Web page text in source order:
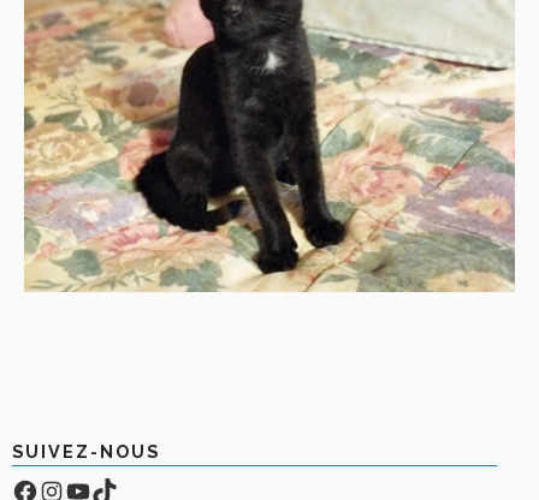
SUIVEZ-NOUS
Facebook
Compte Instagram
YouTube
TikTok